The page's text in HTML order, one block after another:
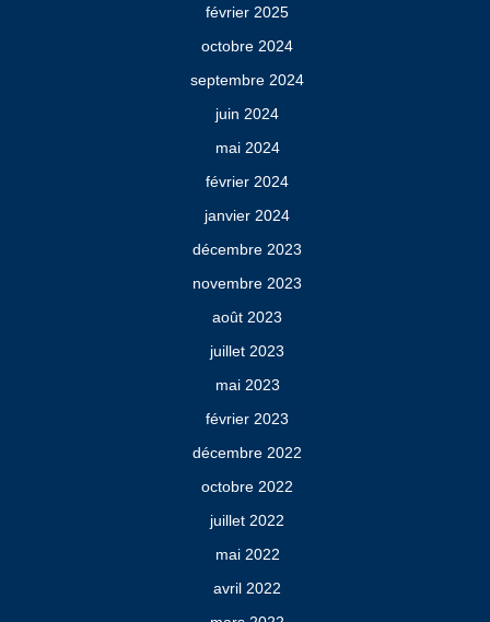
février 2025
octobre 2024
septembre 2024
juin 2024
mai 2024
février 2024
janvier 2024
décembre 2023
novembre 2023
août 2023
juillet 2023
mai 2023
février 2023
décembre 2022
octobre 2022
juillet 2022
mai 2022
avril 2022